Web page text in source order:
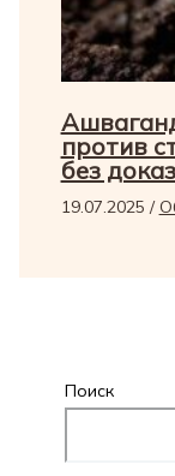
против
без
19.07.2025 /
Поиск